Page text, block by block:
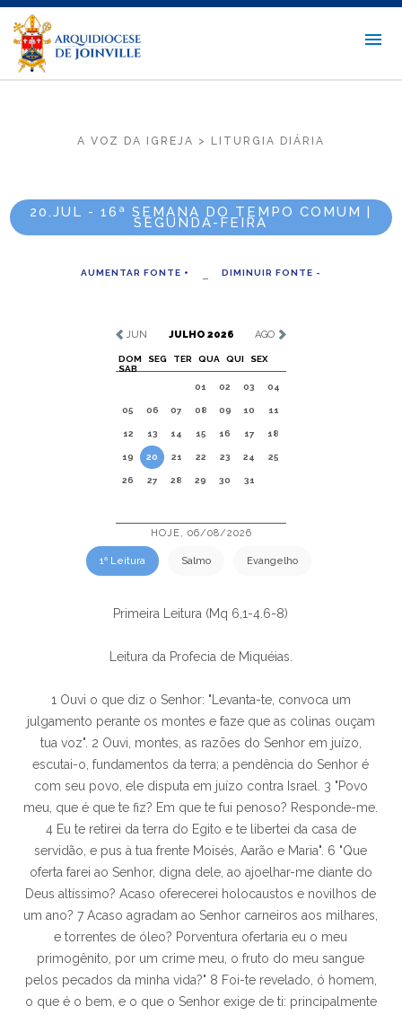
A VOZ DA IGREJA > LITURGIA DIÁRIA
20.JUL - 16ª SEMANA DO TEMPO COMUM |
SEGUNDA-FEIRA
AUMENTAR FONTE + DIMINUIR FONTE -
JUN JULHO 2026 AGO
DOM SEG TER QUA QUI
SEX
SAB
01
02 03 04
05 06 07 08 09 10 11
12 13 14 15 16 17 18
19 20 21 22 23 24 25
26 27 28 29 30 31
HOJE, 06/08/2026
1ª Leitura Salmo Evangelho
Primeira Leitura (Mq 6,1-4.6-8)
Leitura da Profecia de Miquéias.
1 Ouvi o que diz o Senhor: "Levanta-te, convoca um
julgamento perante os montes e faze que as colinas ouçam
tua voz". 2 Ouvi, montes, as razões do Senhor em juízo,
escutai-o, fundamentos da terra; a pendência do Senhor é
com seu povo, ele disputa em juízo contra Israel. 3 "Povo
meu, que é que te fiz? Em que te fui penoso? Responde-me.
4 Eu te retirei da terra do Egito e te libertei da casa de
servidão, e pus à tua frente Moisés, Aarão e Maria". 6 "Que
oferta farei ao Senhor, digna dele, ao ajoelhar-me diante do
Deus altíssimo? Acaso oferecerei holocaustos e novilhos de
um ano? 7 Acaso agradam ao Senhor carneiros aos milhares,
e torrentes de óleo? Porventura ofertaria eu o meu
primogênito, por um crime meu, o fruto do meu sangue
pelos pecados da minha vida?" 8 Foi-te revelado, ó homem,
o que é o bem, e o que o Senhor exige de ti: principalmente